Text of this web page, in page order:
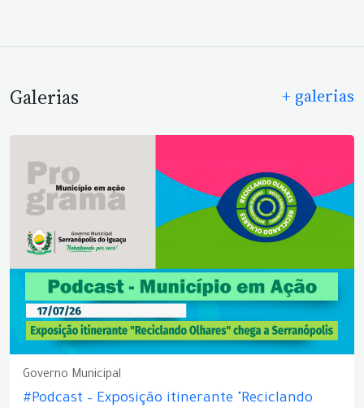
Galerias + galerias
Governo Municipal
#Podcast – Exposição itinerante "Reciclando